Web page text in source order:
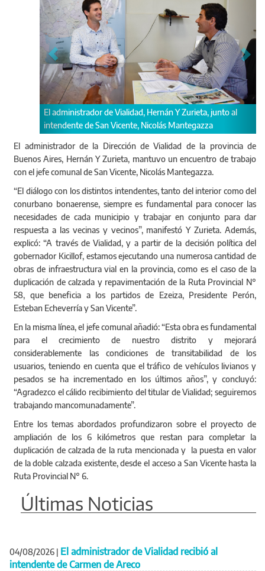
Hernán Y Zurieta, junto al
Nicolás Mantegazza
Abordaron temas vinculados a las
Provincial N° 58
El administrador de la Dirección de Vialidad de la provincia de
Buenos Aires, Hernán Y Zurieta, mantuvo un encuentro de trabajo
con el jefe comunal de San Vicente, Nicolás Mantegazza.
“El diálogo con los distintos intendentes, tanto del interior como del
conurbano bonaerense, siempre es fundamental para conocer las
necesidades de cada municipio y trabajar en conjunto para dar
respuesta a las vecinas y vecinos”, manifestó Y Zurieta. Además,
explicó: “A través de Vialidad, y a partir de la decisión política del
gobernador Kicillof, estamos ejecutando una numerosa cantidad de
obras de infraestructura vial en la provincia, como es el caso de la
duplicación de calzada y repavimentación de la Ruta Provincial N°
58, que beneficia a los partidos de Ezeiza, Presidente Perón,
Esteban Echeverría y San Vicente”.
En la misma línea, el jefe comunal añadió: “Esta obra es fundamental
para el crecimiento de nuestro distrito y mejorará
considerablemente las condiciones de transitabilidad de los
usuarios, teniendo en cuenta que el tráfico de vehículos livianos y
pesados se ha incrementado en los últimos años”, y concluyó:
“Agradezco el cálido recibimiento del titular de Vialidad; seguiremos
trabajando mancomunadamente”.
Entre los temas abordados profundizaron sobre el proyecto de
ampliación de los 6 kilómetros que restan para completar la
duplicación de calzada de la ruta mencionada y la puesta en valor
de la doble calzada existente, desde el acceso a San Vicente hasta la
Ruta Provincial N° 6.
Últimas Noticias
04/08/2026 | El administrador de Vialidad recibió al
intendente de Carmen de Areco